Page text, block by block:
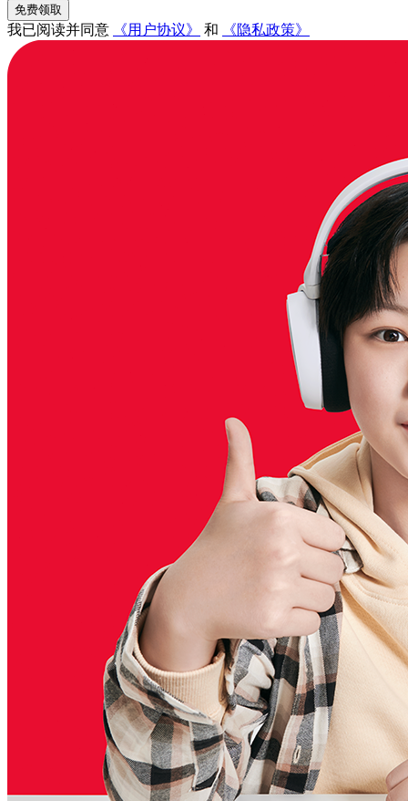
免费领取
我已阅读并同意 《用户协议》 和 《隐私政策》